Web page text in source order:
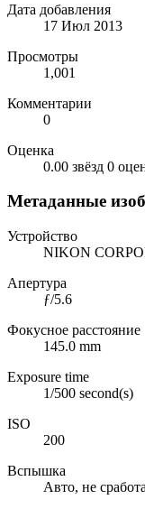
Дата добавления
17 Июл 2013
Просмотры
1,001
Комментарии
0
Оценка
0.00 звёзд 0
Метаданные
Устройство
NIKON
Апертура
ƒ/5.6
Фокусное расстояние
145.0 mm
Exposure time
1/500 second(s)
ISO
200
Вспышка
Авто, не